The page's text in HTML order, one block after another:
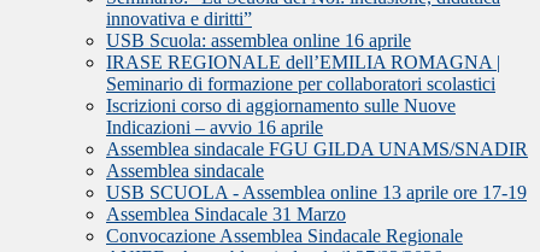
innovativa e diritti”
USB Scuola: assemblea online 16 aprile
IRASE REGIONALE dell’EMILIA ROMAGNA |
Seminario di formazione per collaboratori scolastici
Iscrizioni corso di aggiornamento sulle Nuove
Indicazioni – avvio 16 aprile
Assemblea sindacale FGU GILDA UNAMS/SNADIR
Assemblea sindacale
USB SCUOLA - Assemblea online 13 aprile ore 17-19
Assemblea Sindacale 31 Marzo
Convocazione Assemblea Sindacale Regionale